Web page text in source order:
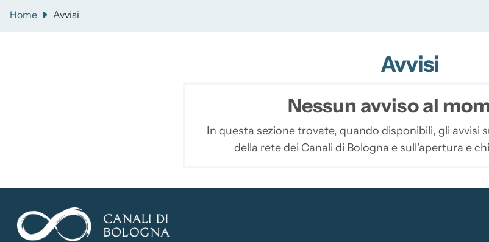
Home Avvisi
Avvisi
Nessun avviso al
In questa sezione trovate, quando disponibili, gli avvisi
della rete dei Canali di Bologna e sull'apertura e